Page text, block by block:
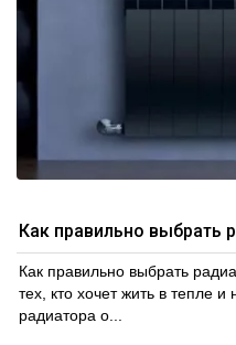
Как правильно выбрать
Как правильно выбрать
тех, кто хочет жить в тепле
радиатора о...